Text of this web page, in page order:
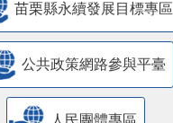
苗栗縣永續發展目標專區
公共政策網路參與平臺
人民團體專區